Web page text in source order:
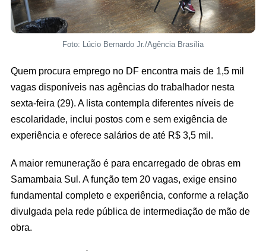
Foto: Lúcio Bernardo Jr./Agência Brasília
Quem procura emprego no DF encontra mais de 1,5 mil
vagas disponíveis nas agências do trabalhador nesta
sexta-feira (29). A lista contempla diferentes níveis de
escolaridade, inclui postos com e sem exigência de
experiência e oferece salários de até R$ 3,5 mil.
A maior remuneração é para encarregado de obras em
Samambaia Sul. A função tem 20 vagas, exige ensino
fundamental completo e experiência, conforme a relação
divulgada pela rede pública de intermediação de mão de
obra.